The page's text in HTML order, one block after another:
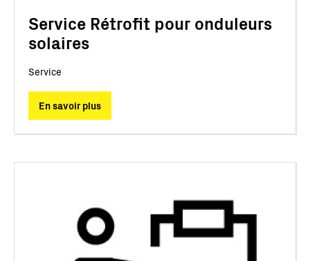
Service Rétrofit pour onduleurs
solaires
Service
En savoir plus